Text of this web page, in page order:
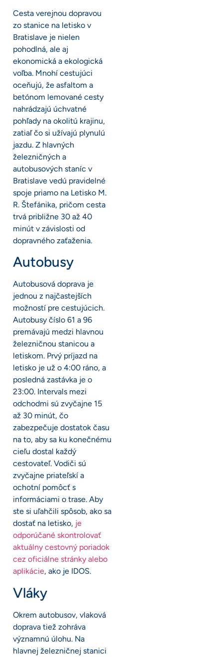
Cesta verejnou dopravou
zo stanice na letisko v
Bratislave je nielen
pohodlná, ale aj
ekonomická a ekologická
voľba. Mnohí cestujúci
oceňujú, že asfaltom a
betónom lemované cesty
nahrádzajú úchvatné
pohľady na okolitú krajinu,
zatiaľ čo si užívajú plynulú
jazdu. Z hlavných
železničných a
autobusových staníc v
Bratislave vedú pravidelné
spoje priamo na Letisko M.
R. Štefánika, pričom cesta
trvá približne 30 až 40
minút v závislosti od
dopravného zaťaženia.
Autobusy
Autobusová doprava je
jednou z najčastejších
možností pre cestujúcich.
Autobusy číslo 61 a 96
premávajú medzi hlavnou
železničnou stanicou a
letiskom. Prvý príjazd na
letisko je už o 4:00 ráno, a
posledná zastávka je o
23:00. Intervals mezi
odchodmi sú zvyčajne 15
až 30 minút, čo
zabezpečuje dostatok času
na to, aby sa ku konečnému
cieľu dostal každý
cestovateľ. Vodiči sú
zvyčajne priateľskí a
ochotní pomôcť s
informáciami o trase. Aby
ste si uľahčili spôsob, ako sa
dostať na letisko, je
odporúčané skontrolovať
aktuálny cestovný poriadok
cez oficiálne stránky alebo
aplikácie, ako je IDOS.
Vláky
Okrem autobusov, vlaková
doprava tiež zohráva
významnú úlohu. Na
hlavnej železničnej stanici